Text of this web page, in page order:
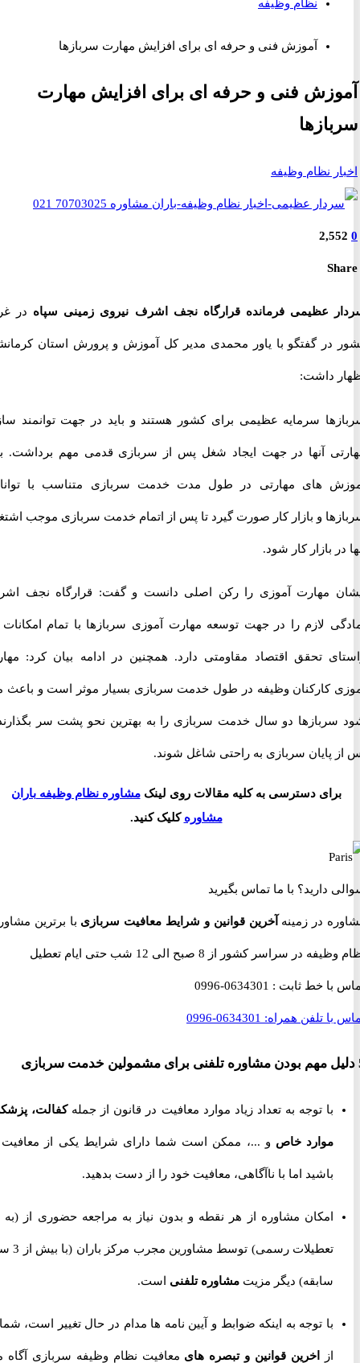
نظام وظیفه
آموزش فنی و حرفه ای برای افزایش مهارت سربازها
فنی و حرفه ای برای افزایش مهارت
نظام وظیفه
عظیمی فرمانده قرارگاه نجف اشرف نیروی زمینی سپاهدر غرب
گفتگو با یاور محمدی مدیر کل آموزش و پرورش استان کرمانشاه
داشت:
سرمایه عظیمی برای کشور هستند و باید در جهت توانمند سازی
آنها در جهت ایجاد شغل پس از سربازی قدمی مهم برداشت. باید
های مهارتی در طول مدت خدمت سربازی متناسب با توانایی
و بازار کار صورت گیرد تا پس از اتمام خدمت سربازی موجب اشتغال
بازار کار شود.
مهارت آموزی را رکن اصلی دانست و گفت: قرارگاه نجف اشرف
لازم را در جهت توسعه مهارت آموزی سربازها با تمام امکانات در
تحقق اقتصاد مقاومتی دارد. همچنین در ادامه بیان کرد: مهارت
کارکنان وظیفه در طول خدمت سربازی بسیار موثر است و باعث می
دو سال خدمت سربازی را به بهترین نحو پشت سر بگذارند و
پایان سربازی به راحتی شاغل شوند.
دسترسی به کلیه مقالات روی لینکمشاوره نظام وظیفه باران
مشاورهکلیک کنید.
دارید؟ با ما تماس بگیرید
در زمینهآخرین قوانین و شرایط معافیت سربازیبا برترین مشاوران
در سراسر کشور از 8 صبح الی 12 شب حتی ایام تعطیل
با خط ثابت :0634301-0996
تلفن همراه:0634301-0996
با توجه به تعداد زیاد موارد معافیت در قانون از جملهکفالت، پزشکی،
موارد خاصو ...، ممکن است شما دارای شرایط یکی از معافیت ها
باشید اما با ناآگاهی، معافیت خود را از دست بدهید.
امکان مشاوره از هر نقطه و بدون نیاز به مراجعه حضوری از (به جز
تعطیلات رسمی) توسط مشاورین مجرب مرکز باران (با بیش از 3 سال
سابقه) دیگر مزیت مشاوره تلفنیاست.
با توجه به اینکه ضوابط و آیین نامه ها مدام در حال تغییر است، شما را
اخرین قوانین و تبصره هایمعافیت نظام وظیفه سربازی آگاه می